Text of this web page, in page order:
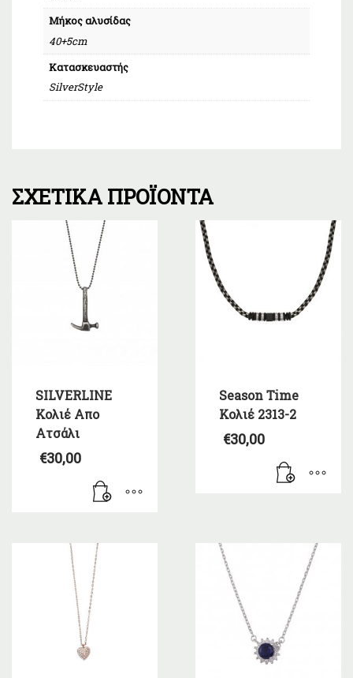
Μήκος αλυσίδας
40+5cm
Κατασκευαστής
SilverStyle
ΣΧΕΤΙΚΆ ΠΡΟΪΌΝΤΑ
SILVERLINE
Κολιέ Απο
Ατσάλι
€30,00
Season Time
Κολιέ 2313-2
€30,00